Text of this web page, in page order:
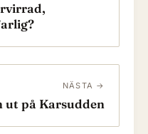
NÄSTA →
ut på Karsudden